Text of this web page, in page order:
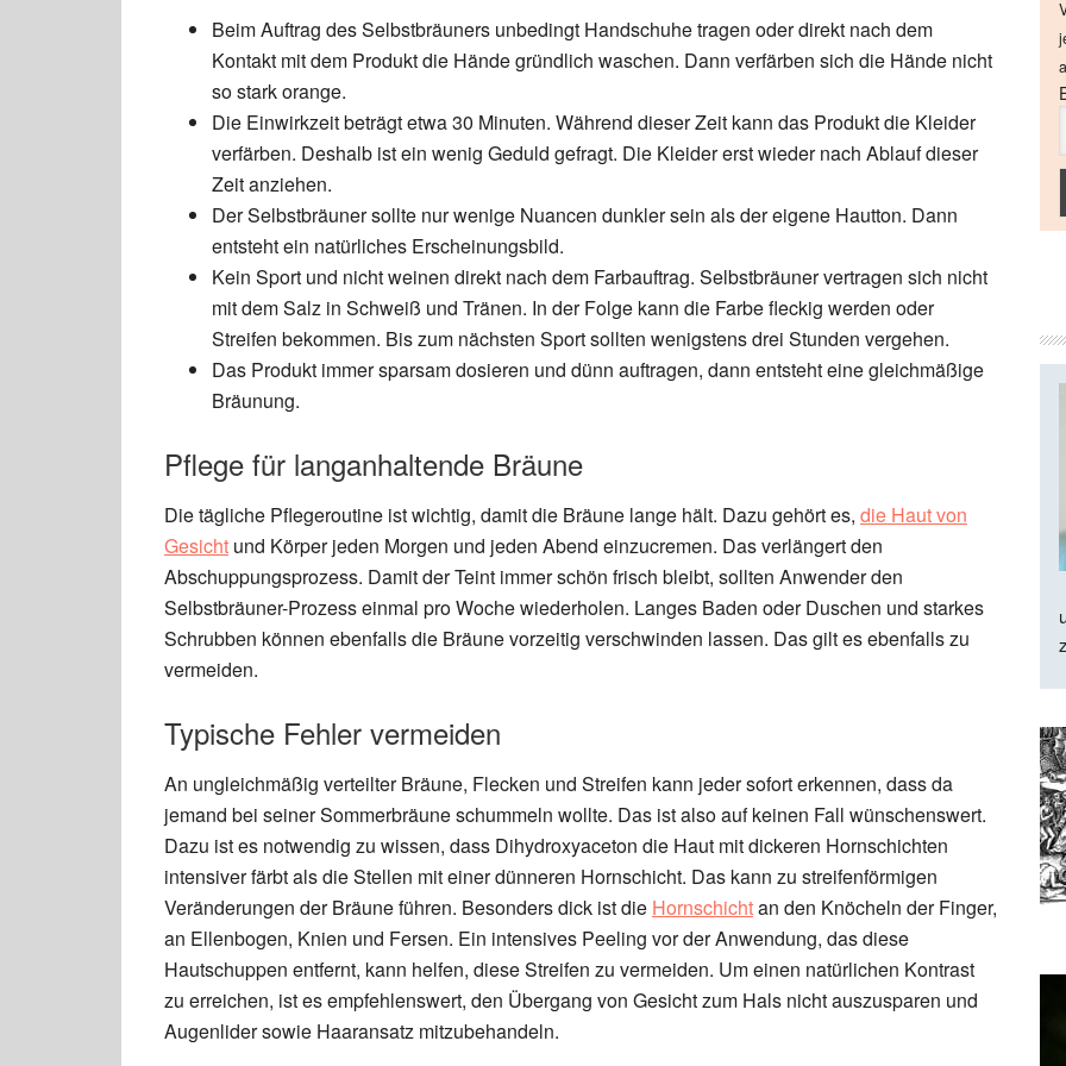
Beim Auftrag des Selbstbräuners unbedingt Handschuhe tragen oder direkt nach dem
Kontakt mit dem Produkt die Hände gründlich waschen. Dann verfärben sich die Hände nicht
so stark orange.
Die Einwirkzeit beträgt etwa 30 Minuten. Während dieser Zeit kann das Produkt die Kleider
verfärben. Deshalb ist ein wenig Geduld gefragt. Die Kleider erst wieder nach Ablauf dieser
Zeit anziehen.
Der Selbstbräuner sollte nur wenige Nuancen dunkler sein als der eigene Hautton. Dann
entsteht ein natürliches Erscheinungsbild.
Kein Sport und nicht weinen direkt nach dem Farbauftrag. Selbstbräuner vertragen sich nicht
mit dem Salz in Schweiß und Tränen. In der Folge kann die Farbe fleckig werden oder
Streifen bekommen. Bis zum nächsten Sport sollten wenigstens drei Stunden vergehen.
Das Produkt immer sparsam dosieren und dünn auftragen, dann entsteht eine gleichmäßige
Bräunung.
Pflege für langanhaltende Bräune
Die tägliche Pflegeroutine ist wichtig, damit die Bräune lange hält. Dazu gehört es, die Haut von
Gesicht und Körper jeden Morgen und jeden Abend einzucremen. Das verlängert den
Abschuppungsprozess. Damit der Teint immer schön frisch bleibt, sollten Anwender den
Selbstbräuner-Prozess einmal pro Woche wiederholen. Langes Baden oder Duschen und starkes
Schrubben können ebenfalls die Bräune vorzeitig verschwinden lassen. Das gilt es ebenfalls zu
vermeiden.
Typische Fehler vermeiden
An ungleichmäßig verteilter Bräune, Flecken und Streifen kann jeder sofort erkennen, dass da
jemand bei seiner Sommerbräune schummeln wollte. Das ist also auf keinen Fall wünschenswert.
Dazu ist es notwendig zu wissen, dass Dihydroxyaceton die Haut mit dickeren Hornschichten
intensiver färbt als die Stellen mit einer dünneren Hornschicht. Das kann zu streifenförmigen
Veränderungen der Bräune führen. Besonders dick ist die Hornschichtan den Knöcheln der Finger,
an Ellenbogen, Knien und Fersen. Ein intensives Peeling vor der Anwendung, das diese
Hautschuppen entfernt, kann helfen, diese Streifen zu vermeiden. Um einen natürlichen Kontrast
zu erreichen, ist es empfehlenswert, den Übergang von Gesicht zum Hals nicht auszusparen und
Augenlider sowie Haaransatz mitzubehandeln.